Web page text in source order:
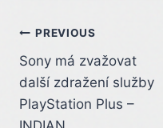
Post
navigation
PREVIOUS
Sony má zvažovat
další zdražení služby
PlayStation Plus –